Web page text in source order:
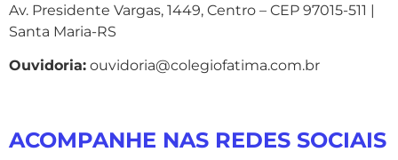
Av. Presidente Vargas, 1449, Centro – CEP 97015-511 |
Santa Maria-RS
Ouvidoria: ouvidoria@colegiofatima.com.br
ACOMPANHE NAS REDES SOCIAIS